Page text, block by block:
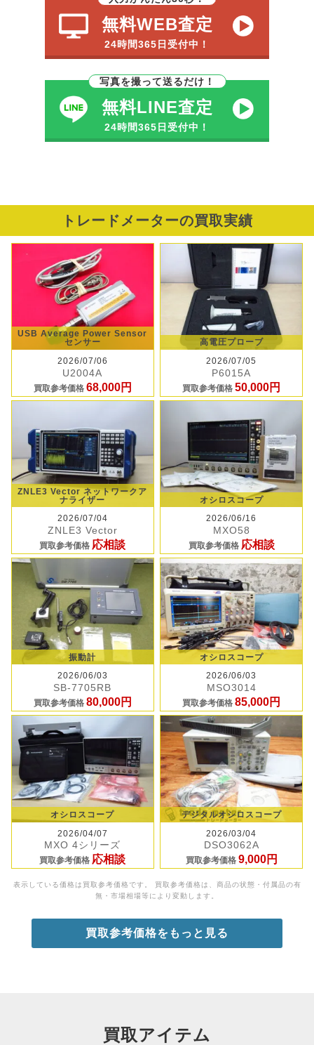
無料WEB査定
24時間365日受付中！
写真を撮って送るだけ！
無料LINE査定
24時間365日受付中！
トレードメーターの買取実績
USB Average Power Sensor
センサー
2026/07/06
U2004A
買取参考価格 68,000円
高電圧プローブ
2026/07/05
P6015A
買取参考価格50,000円
ZNLE3 Vector ネットワークア
ナライザー
2026/07/04
ZNLE3 Vector
買取参考価格 応相談
オシロスコープ
2026/06/16
MXO58
買取参考価格 応相談
振動計
2026/06/03
SB-7705RB
買取参考価格 80,000円
オシロスコープ
2026/06/03
MSO3014
買取参考価格85,000円
オシロスコープ
2026/04/07
MXO 4シリーズ
買取参考価格 応相談
デジタルオシロスコープ
2026/03/04
DSO3062A
買取参考価格 9,000円
表示している価格は買取参考価格です。 買取参考価格は、商品の状態・付属品の有
無・市場相場等により変動します。
買取参考価格をもっと見る
買取アイテム